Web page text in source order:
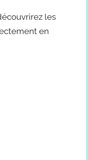
augmenter
les
en